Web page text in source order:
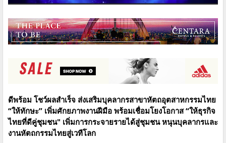
ดีพร้อม โชว์ผลสำเร็จ ส่งเสริมบุคลากรสาขาหัตถอุตสาหกรรมไทย
“ให้ทักษะ” เพิ่มศักยภาพงานฝีมือ พร้อมเชื่อมโยงโอกาส “ให้ธุรกิจ
ไทยที่ดีคู่ชุมชน" เพิ่มการกระจายรายได้สู่ชุมชนหนุนบุคลากรและ
งานหัตถกรรมไทยสู่เวทีโลก